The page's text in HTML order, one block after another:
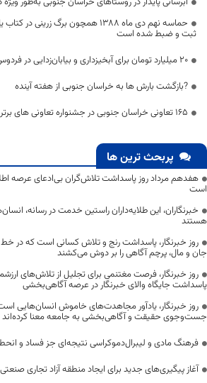
حماسه نهم دی ماه ۱۳۸۸ همچون برگ
ثبت و ضبط شده است
۲۰ میلیارد تومان برای آبخیزداری و بیابان‌زدایی در فردوس اختصاص یافت
?بازگشت بارش ها به خراسان جنوبی از هفته آینده
۱۶۵ تعاونی خراسان جنوبی در جشنواره تعاونی های برتر ثبت نام کردند
پربحث ترین ها
هفدهم مرداد روز پاسداشت تلاش‌گران بی‌ادعای عرصه
است
خبرنگاران، این طلایه‌داران راستین خدمت در رسانه،
هستند
روز خبرنگار، پاسداشت رنج و تلاش کسانی است که در خط
جان و مال، پرچم آگاهی را بر دوش می‌کشند
روز خبرنگار، فرصت مغتنمی برای تجلیل از تلاش‌های
پاسداشت جایگاه والای خبرنگار در عرصه آگاهی‌بخشی
روز خبرنگار، یادآور مجاهدت‌های خاموش انسان‌هایی
جست‌وجوی حقیقت و آگاهی‌بخشی به جامعه معنا کرده‌اند
فرهنگ مادی و لیبرال‌دموکراسی نتیجه‌ای جز فساد و
آغاز پیگیری‌های جدید برای ایجاد منطقه آزاد تجاری